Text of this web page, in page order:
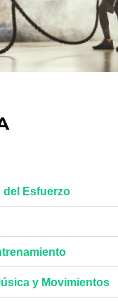
del Esfuerzo
y Movimientos